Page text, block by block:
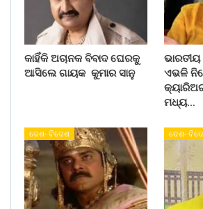
କାହିଁକି ଅଚାନକ ବିବାଦ ଘେରକୁ
ଆସିଲେ ଗାୟକ କୁମାର ସାନୁ
ଏଭଳି
ମଧ୍ୟ…
ଦେଶ- ବିଦେଶ ଦେଶ-